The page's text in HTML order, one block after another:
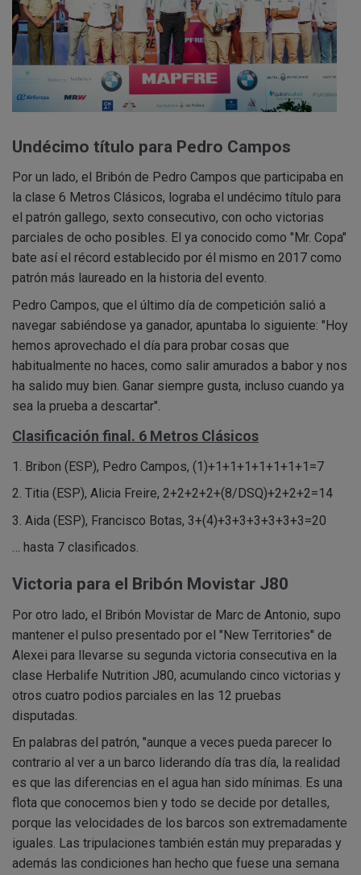
Undécimo título para Pedro Campos
Por un lado, el Bribón de Pedro Campos que participaba en
la clase 6 Metros Clásicos, lograba el undécimo título para
el patrón gallego, sexto consecutivo, con ocho victorias
parciales de ocho posibles. El ya conocido como "Mr. Copa"
bate así el récord establecido por él mismo en 2017 como
patrón más laureado en la historia del evento.
Pedro Campos, que el último día de competición salió a
navegar sabiéndose ya ganador, apuntaba lo siguiente: "Hoy
hemos aprovechado el día para probar cosas que
habitualmente no haces, como salir amurados a babor y nos
ha salido muy bien. Ganar siempre gusta, incluso cuando ya
sea la prueba a descartar".
Clasificación final. 6 Metros Clásicos
1. Bribon (ESP), Pedro Campos, (1)+1+1+1+1+1+1+1=7
2. Titia (ESP), Alicia Freire, 2+2+2+2+(8/DSQ)+2+2+2=14
3. Aida (ESP), Francisco Botas, 3+(4)+3+3+3+3+3+3=20
… hasta 7 clasificados.
Victoria para el Bribón Movistar J80
Por otro lado, el Bribón Movistar de Marc de Antonio, supo
mantener el pulso presentado por el "New Territories" de
Alexei para llevarse su segunda victoria consecutiva en la
clase Herbalife Nutrition J80, acumulando cinco victorias y
otros cuatro podios parciales en las 12 pruebas
disputadas.
En palabras del patrón, "aunque a veces pueda parecer lo
contrario al ver a un barco liderando día tras día, la realidad
es que las diferencias en el agua han sido mínimas. Es una
flota que conocemos bien y todo se decide por detalles,
porque las velocidades de los barcos son extremadamente
iguales. Las tripulaciones también están muy preparadas y
además las condiciones han hecho que fuese una semana